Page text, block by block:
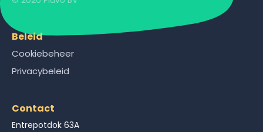
Beleid
Cookiebeheer
Privacybeleid
Contact
Entrepotdok 63A